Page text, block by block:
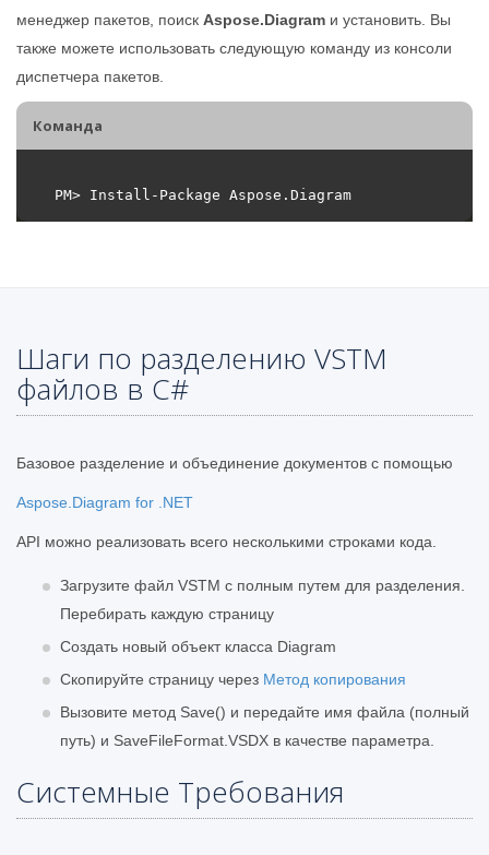
менеджер пакетов, поиск Aspose.Diagram и установить. Вы
также можете использовать следующую команду из консоли
диспетчера пакетов.
Команда
Шаги по разделению VSTM
файлов в C#
Базовое разделение и объединение документов с помощью
Aspose.Diagram for .NET
API можно реализовать всего несколькими строками кода.
Загрузите файл VSTM с полным путем для разделения.
Перебирать каждую страницу
Создать новый объект класса Diagram
Скопируйте страницу через Метод копирования
Вызовите метод Save() и передайте имя файла (полный
путь) и SaveFileFormat.VSDX в качестве параметра.
Системные Требования